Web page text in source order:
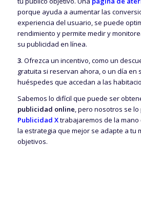
porque ayuda a aumentar las
experiencia del usuario, se puede
rendimiento y permite medir y
su publicidad en línea.
3. Ofrezca un incentivo, como un
gratuita si reservan ahora, o un día en
huéspedes que accedan a las
Sabemos lo difícil que puede ser
publicidad online, pero nosotros se lo
Publicidad Xtrabajaremos de la
la estrategia que mejor se adapte a tu
objetivos.